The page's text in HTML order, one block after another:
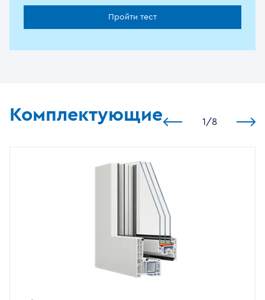
Пройти тест
Комплектующие 1 /8